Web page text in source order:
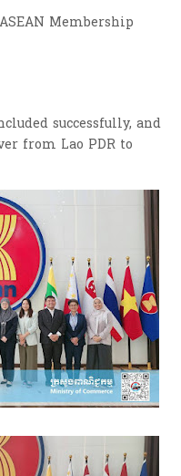
Membership
successfully, and
from Lao PDR to